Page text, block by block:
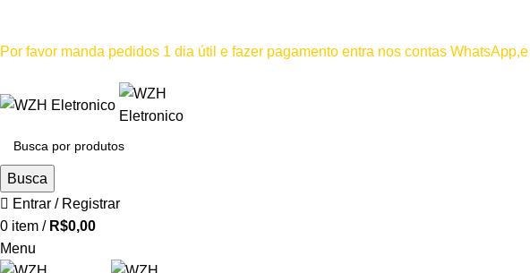
Por favor manda pedidos 1 dia útil e fazer pagamento entra nos contas
Busca
Entrar / Registrar
0 item / R$0,00
Menu